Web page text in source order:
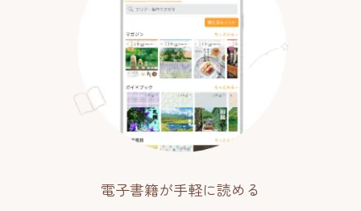
電子書籍が手軽に読める